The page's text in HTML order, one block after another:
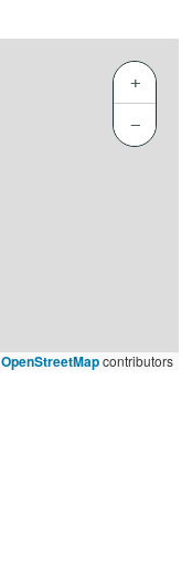
+
−
OpenStreetMapcontributors